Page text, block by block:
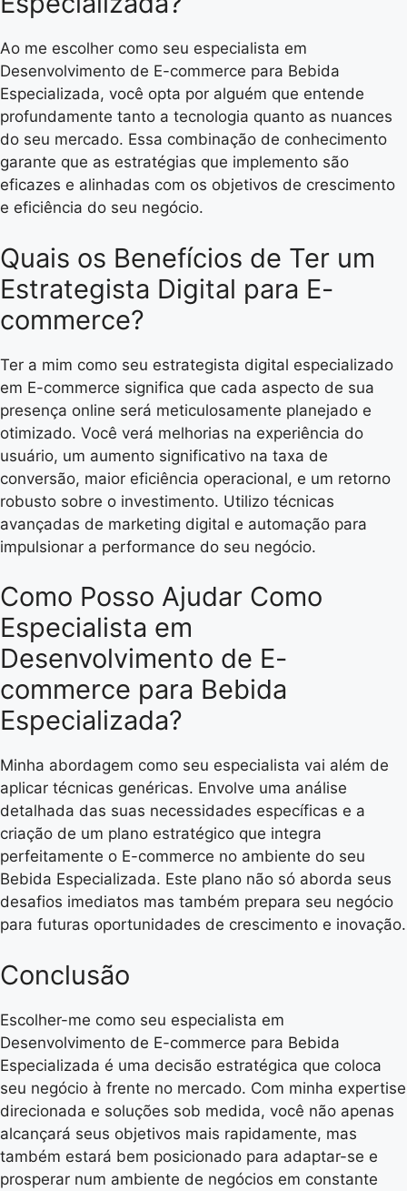
Ao me escolher como seu especialista em
Desenvolvimento de E-commerce para Bebida
Especializada, você opta por alguém que entende
profundamente tanto a tecnologia quanto as nuances
do seu mercado. Essa combinação de conhecimento
garante que as estratégias que implemento são
eficazes e alinhadas com os objetivos de crescimento
e eficiência do seu negócio.
Quais os Benefícios de Ter um
Estrategista Digital para E-
commerce?
Ter a mim como seu estrategista digital especializado
em E-commerce significa que cada aspecto de sua
presença online será meticulosamente planejado e
otimizado. Você verá melhorias na experiência do
usuário, um aumento significativo na taxa de
conversão, maior eficiência operacional, e um retorno
robusto sobre o investimento. Utilizo técnicas
avançadas de marketing digital e automação para
impulsionar a performance do seu negócio.
Como Posso Ajudar Como
Especialista em
Desenvolvimento de E-
commerce para Bebida
Especializada?
Minha abordagem como seu especialista vai além de
aplicar técnicas genéricas. Envolve uma análise
detalhada das suas necessidades específicas e a
criação de um plano estratégico que integra
perfeitamente o E-commerce no ambiente do seu
Bebida Especializada. Este plano não só aborda seus
desafios imediatos mas também prepara seu negócio
para futuras oportunidades de crescimento e inovação.
Conclusão
Escolher-me como seu especialista em
Desenvolvimento de E-commerce para Bebida
Especializada é uma decisão estratégica que coloca
seu negócio à frente no mercado. Com minha expertise
direcionada e soluções sob medida, você não apenas
alcançará seus objetivos mais rapidamente, mas
também estará bem posicionado para adaptar-se e
prosperar num ambiente de negócios em constante